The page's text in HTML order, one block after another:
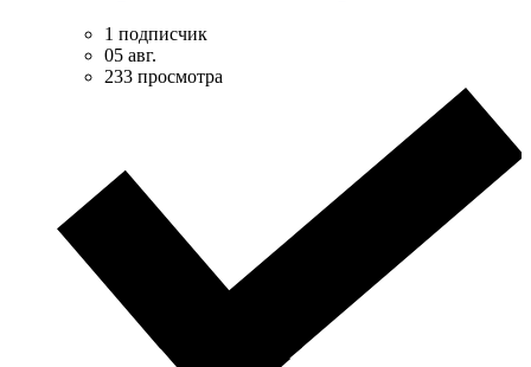
1 подписчик
05 авг.
233 просмотра